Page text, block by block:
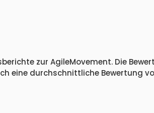
zur AgileMovement. Die
eine durchschnittliche Bewertung